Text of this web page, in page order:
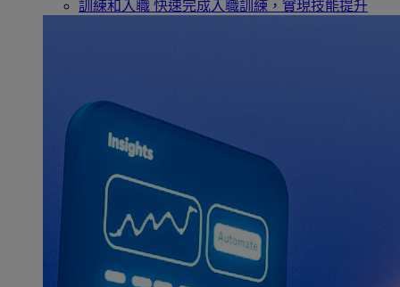
訓練和入職 快速完成入職訓練，實現技能提升